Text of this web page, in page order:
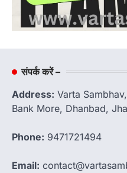
संपर्क करें –
Address: Varta
Bank More, Dhanbad,
Phone: 9471721494
Email: